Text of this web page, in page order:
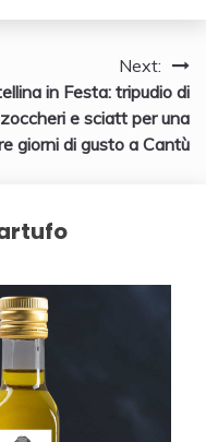
Next:
in Festa: tripudio di
e sciatt per una
giorni di gusto a Cantù